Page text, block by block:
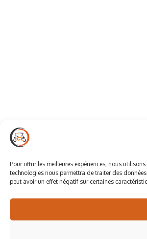
Pour offrir les meilleures expériences, nous
technologies nous permettra de traiter des
peut avoir un effet négatif sur certaines